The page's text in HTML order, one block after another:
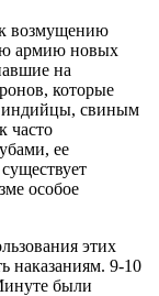
возмущению
армию новых
на
которые
индийцы, свиным
часто
ее
особое
этих
наказаниям. 9-10
были